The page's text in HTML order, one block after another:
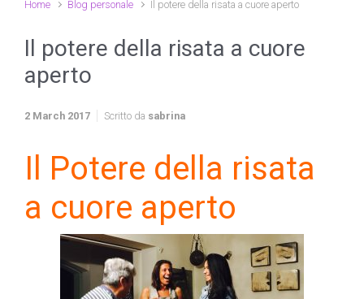
Home Blog personale Il potere della risata a cuore aperto
Il potere della risata a cuore
aperto
2 March 2017 Scritto da sabrina
Il Potere della risata
a cuore aperto